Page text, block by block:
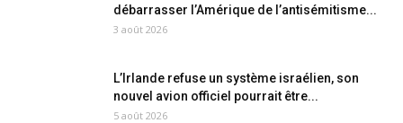
débarrasser l’Amérique de l’antisémitisme...
3 août 2026
L’Irlande refuse un système israélien, son
nouvel avion officiel pourrait être...
5 août 2026